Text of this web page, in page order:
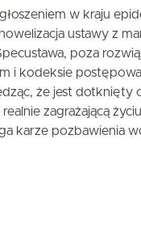
w kraju
ustawy z
poza
i kodeksie
że jest dotknięty
zagrażającą
karze pozbawienia